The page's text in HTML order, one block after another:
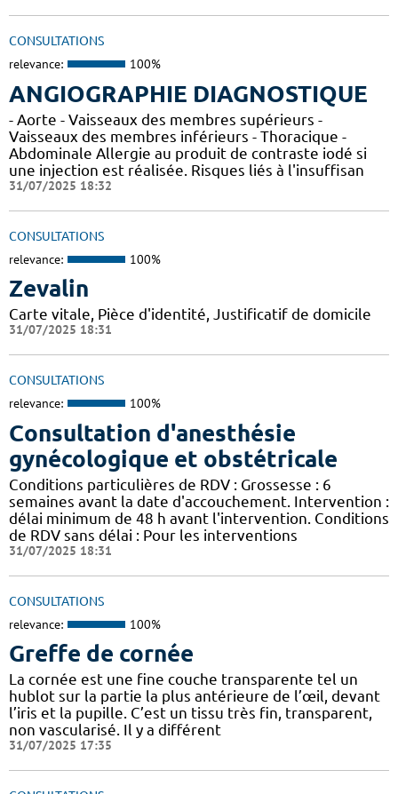
CONSULTATIONS
relevance: 100%
ANGIOGRAPHIE DIAGNOSTIQUE
- Aorte - Vaisseaux des membres supérieurs -
Vaisseaux des membres inférieurs - Thoracique -
Abdominale Allergie au produit de contraste iodé si
une injection est réalisée. Risques liés à l'insuffisan
31/07/2025 18:32
CONSULTATIONS
relevance: 100%
Zevalin
Carte vitale, Pièce d'identité, Justificatif de domicile
31/07/2025 18:31
CONSULTATIONS
relevance: 100%
Consultation d'anesthésie
gynécologique et obstétricale
Conditions particulières de RDV : Grossesse : 6
semaines avant la date d'accouchement. Intervention :
délai minimum de 48 h avant l'intervention. Conditions
de RDV sans délai : Pour les interventions
31/07/2025 18:31
CONSULTATIONS
relevance: 100%
Greffe de cornée
La cornée est une fine couche transparente tel un
hublot sur la partie la plus antérieure de l’œil, devant
l’iris et la pupille. C’est un tissu très fin, transparent,
non vascularisé. Il y a différent
31/07/2025 17:35